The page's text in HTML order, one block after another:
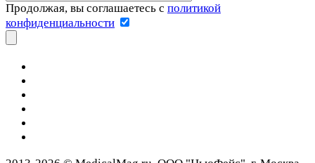
Продолжая, вы соглашаетесь с политикой
конфиденциальности